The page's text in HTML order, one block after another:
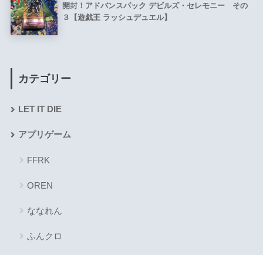
開封！アドバンスパック デビルズ・セレモニー その
３【遊戯王 ラッシュデュエル】
カテゴリー
LET IT DIE
アプリゲーム
FFRK
OREN
ななれん
ふんクロ